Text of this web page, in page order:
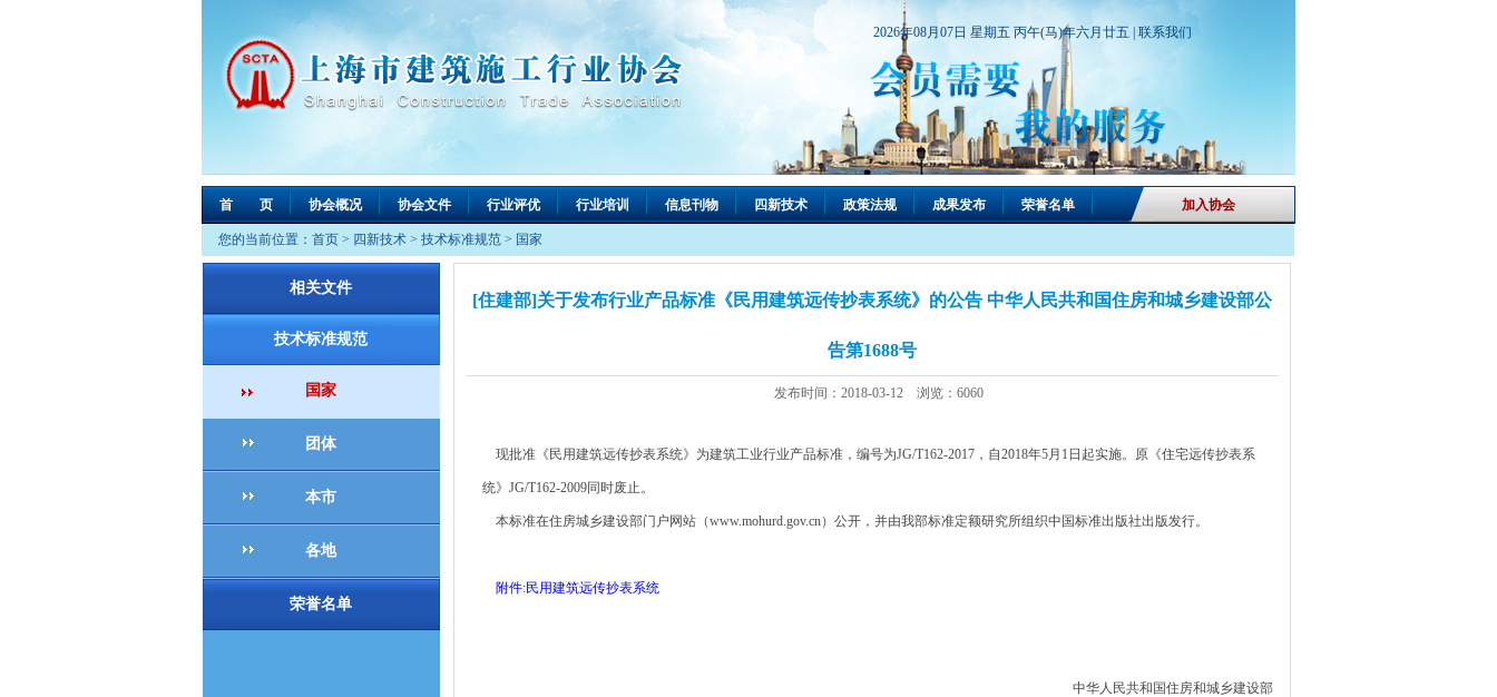
2026年08月07日 星期五 丙午(马)年六月廿五 | 联系我们
首 页 协会概况 协会文件 行业评优 行业培训 信息刊物 四新技术 政策法规 成果发布 荣誉名单 加入协会
您的当前位置： 首页 > 四新技术 > 技术标准规范 > 国家
相关文件
技术标准规范
国家
团体
本市
各地
荣誉名单
[住建部]关于发布行业产品标准《民用建筑远传抄表系统》的公告 中华人民共和国住房和城乡建设部公
告第1688号
发布时间：2018-03-12 浏览：6060
现批准《民用建筑远传抄表系统》为建筑工业行业产品标准，编号为JG/T162-2017，自2018年5月1日起实施。原《住宅远传抄表系
统》JG/T162-2009同时废止。
本标准在住房城乡建设部门户网站（www.mohurd.gov.cn）公开，并由我部标准定额研究所组织中国标准出版社出版发行。
附件:民用建筑远传抄表系统
中华人民共和国住房和城乡建设部